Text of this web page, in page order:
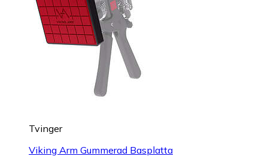
Tvinger
Viking Arm Gummerad Basplatta